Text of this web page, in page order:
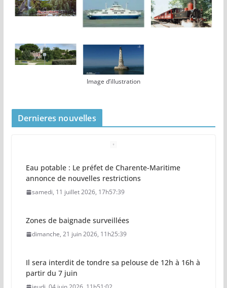
Image d’illustration
Dernieres nouvelles
Eau potable : Le préfet de Charente-Maritime
annonce de nouvelles restrictions
samedi, 11 juillet 2026, 17h57:39
Zones de baignade surveillées
dimanche, 21 juin 2026, 11h25:39
Il sera interdit de tondre sa pelouse de 12h à 16h à
partir du 7 juin